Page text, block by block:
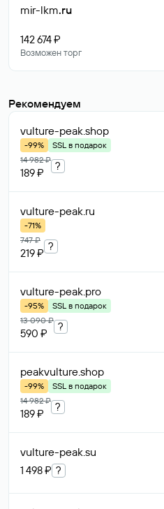
mir-lkm.ru
142 674 ₽
Возможен торг
Рекомендуем
vulture-peak.shop
-99%
SSL в подарок
14 982 ₽
189 ₽
?
vulture-peak.ru
-71%
747 ₽
219 ₽
?
vulture-peak.pro
-95%
SSL в подарок
13 090 ₽
590 ₽
?
peakvulture.shop
-99%
SSL в подарок
14 982 ₽
189 ₽
?
vulture-peak.su
1 498 ₽ ?